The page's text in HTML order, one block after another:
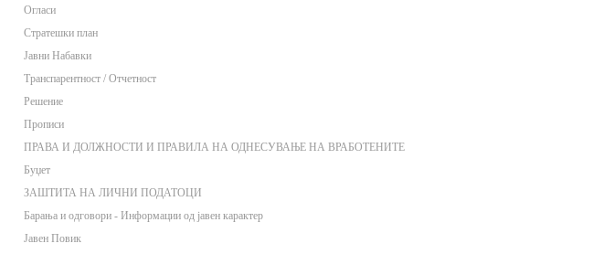
Огласи
Стратешки план
Јавни Набавки
Транспарентност / Отчетност
Решение
Прописи
ПРАВА И ДОЛЖНОСТИ И ПРАВИЛА НА ОДНЕСУВАЊЕ НА ВРАБОТЕНИТЕ
Буџет
ЗАШТИТА НА ЛИЧНИ ПОДАТОЦИ
Барања и одговори - Информации од јавен карактер
Јавен Повик